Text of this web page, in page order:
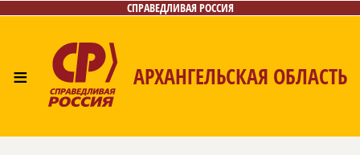
СПРАВЕДЛИВАЯ РОССИЯ
≡ АРХАНГЕЛЬСКАЯ ОБЛАСТЬ